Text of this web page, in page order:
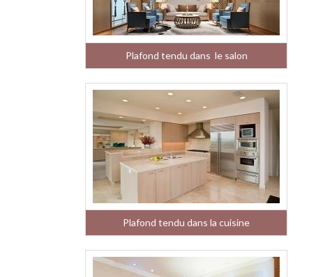
Plafond tendu dans le salon
Plafond tendu dans la cuisine